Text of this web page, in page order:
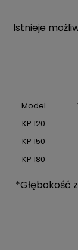
Istnieje
Model
KP 120
KP 150
KP 180
*Głębokość